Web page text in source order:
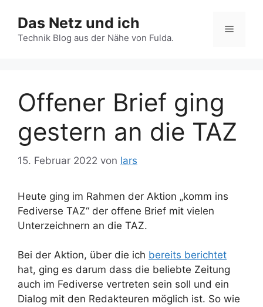
Inhalt
springen
Das Netz und ich
Technik Blog aus der Nähe von Fulda.
Menü
Offener Brief ging
gestern an die TAZ
15. Februar 2022 von lars
Heute ging im Rahmen der Aktion „komm ins
Fediverse TAZ“ der offene Brief mit vielen
Unterzeichnern an die TAZ.
Bei der Aktion, über die ich bereits berichtet
hat, ging es darum dass die beliebte Zeitung
auch im Fediverse vertreten sein soll und ein
Dialog mit den Redakteuren möglich ist. So wie